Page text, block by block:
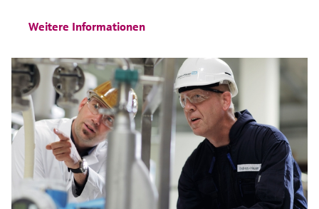
Weitere Informationen